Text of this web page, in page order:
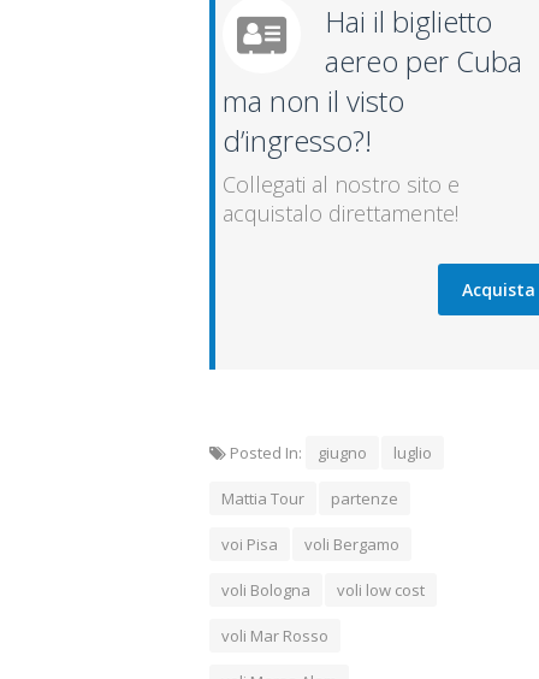
Hai il biglietto
aereo per Cuba
ma non il visto
d’ingresso?!
Collegati al nostro sito e
acquistalo direttamente!
Acquista
Posted In: giugno luglio
Mattia Tour partenze
voi Pisa voli Bergamo
voli Bologna voli low cost
voli Mar Rosso